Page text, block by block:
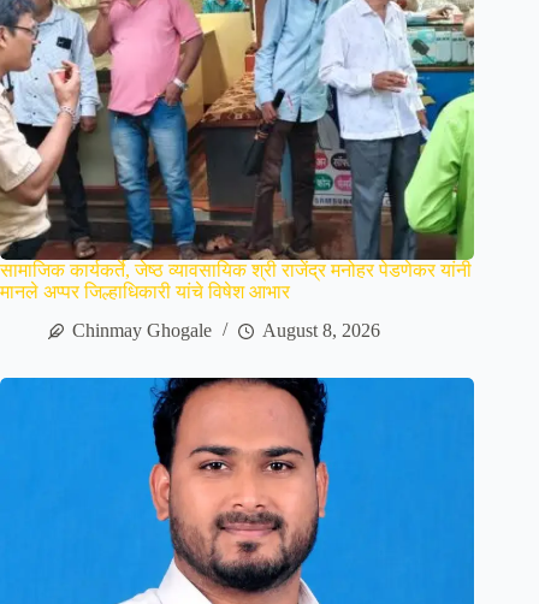
सामाजिक कार्यकर्ते, जेष्ठ व्यावसायिक श्री राजेंद्र मनोहर पेडणेकर यांनी
मानले अप्पर जिल्हाधिकारी यांचे विषेश आभार
Chinmay Ghogale
August 8, 2026